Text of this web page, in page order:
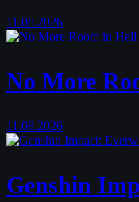
11.08.2026
No More
11.08.2026
Genshin